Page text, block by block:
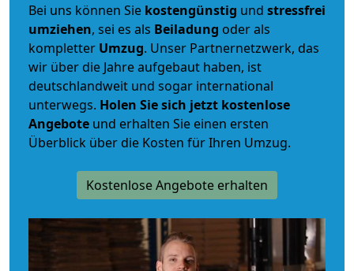
Bei uns können Sie kostengünstig und stressfrei
umziehen, sei es als Beiladung oder als
kompletter Umzug. Unser Partnernetzwerk, das
wir über die Jahre aufgebaut haben, ist
deutschlandweit und sogar international
unterwegs. Holen Sie sich jetzt kostenlose
Angebote und erhalten Sie einen ersten
Überblick über die Kosten für Ihren Umzug.
Kostenlose Angebote erhalten